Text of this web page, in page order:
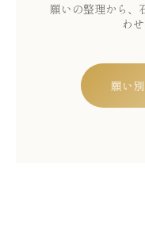
願いの整理から、
わ
願い